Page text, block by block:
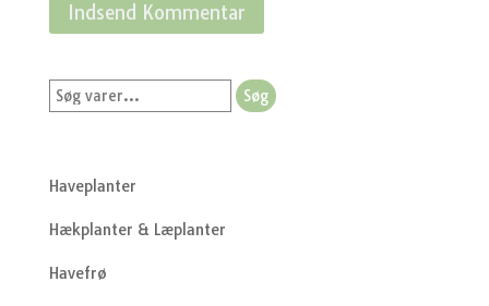
Søg
efter:
Søg
Haveplanter
Hækplanter & Læplanter
Havefrø